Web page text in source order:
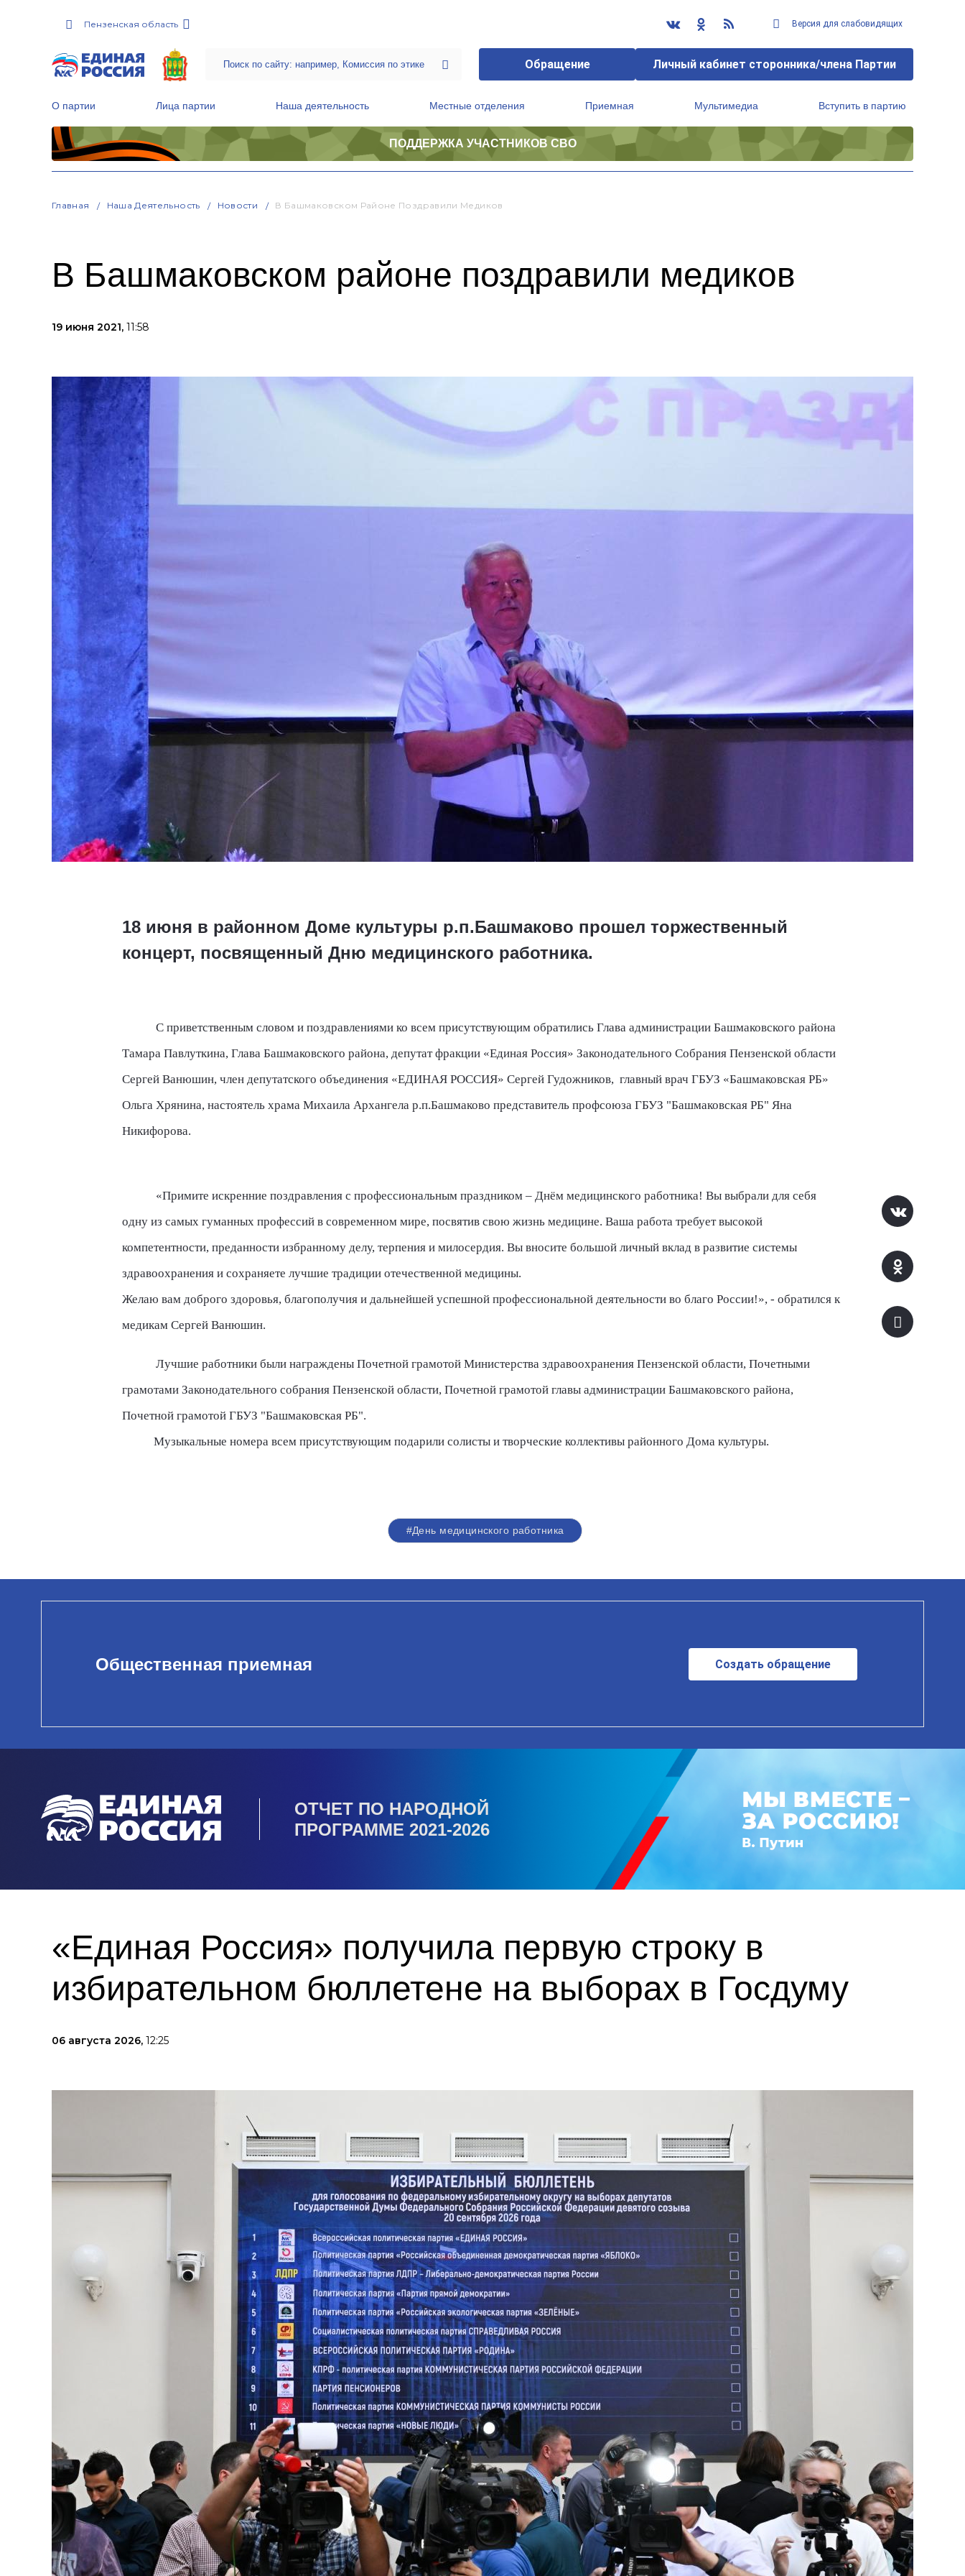
Пензенская область Версия для слабовидящих
Обращение Личный кабинет сторонника/члена Партии
О партии Лица партии Наша деятельность Местные отделения Приемная Мультимедиа Вступить в партию
ПОДДЕРЖКА УЧАСТНИКОВ СВО
Главная Наша Деятельность Новости В Башмаковском Районе Поздравили Медиков
В Башмаковском районе поздравили медиков
19 июня 2021, 11:58
18 июня в районном Доме культуры р.п.Башмаково прошел торжественный
концерт, посвященный Дню медицинского работника.
С приветственным словом и поздравлениями ко всем присутствующим обратились Глава администрации Башмаковского района
Тамара Павлуткина, Глава Башмаковского района, депутат фракции «Единая Россия» Законодательного Собрания Пензенской области
Сергей Ванюшин, член депутатского объединения «ЕДИНАЯ РОССИЯ» Сергей Гудожников, главный врач ГБУЗ «Башмаковская РБ»
Ольга Хрянина, настоятель храма Михаила Архангела р.п.Башмаково представитель профсоюза ГБУЗ "Башмаковская РБ" Яна
Никифорова.
«Примите искренние поздравления с профессиональным праздником – Днём медицинского работника! Вы выбрали для себя
одну из самых гуманных профессий в современном мире, посвятив свою жизнь медицине. Ваша работа требует высокой
компетентности, преданности избранному делу, терпения и милосердия. Вы вносите большой личный вклад в развитие системы
здравоохранения и сохраняете лучшие традиции отечественной медицины.
Желаю вам доброго здоровья, благополучия и дальнейшей успешной профессиональной деятельности во благо России!», - обратился к
медикам Сергей Ванюшин.
Лучшие работники были награждены Почетной грамотой Министерства здравоохранения Пензенской области, Почетными
грамотами Законодательного собрания Пензенской области, Почетной грамотой главы администрации Башмаковского района,
Почетной грамотой ГБУЗ "Башмаковская РБ".
Музыкальные номера всем присутствующим подарили солисты и творческие коллективы районного Дома культуры.
#День медицинского работника
Общественная приемная Создать обращение
ОТЧЕТ ПО НАРОДНОЙ
ПРОГРАММЕ 2021-2026
«Единая Россия» получила первую строку в
избирательном бюллетене на выборах в Госдуму
06 августа 2026, 12:25